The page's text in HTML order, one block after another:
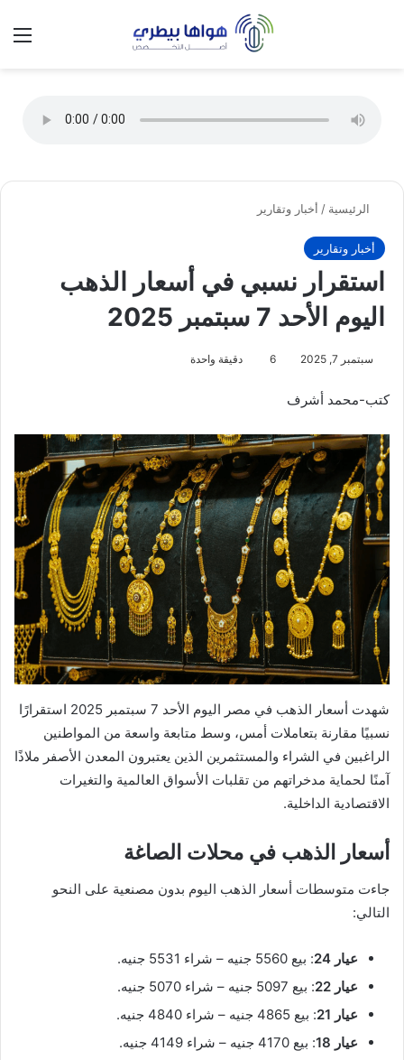
الوضع
الرئيسية / أخبار وتقارير
أخبار وتقارير
استقرار نسبي في أسعار الذهب
اليوم الأحد 7 سبتمبر 2025
سبتمبر 7, 2025 6 دقيقة واحدة
كتب-محمد أشرف
شهدت أسعار الذهب في مصر اليوم الأحد 7 سبتمبر 2025 استقرارًا
نسبيًا مقارنة بتعاملات أمس، وسط متابعة واسعة من المواطنين
الراغبين في الشراء والمستثمرين الذين يعتبرون المعدن الأصفر ملاذًا
آمنًا لحماية مدخراتهم من تقلبات الأسواق العالمية والتغيرات
الاقتصادية الداخلية.
أسعار الذهب في محلات الصاغة
جاءت متوسطات أسعار الذهب اليوم بدون مصنعية على النحو
التالي:
عيار 24
: بيع 5560 جنيه – شراء 5531 جنيه.
عيار 22
: بيع 5097 جنيه – شراء 5070 جنيه.
عيار 21
: بيع 4865 جنيه – شراء 4840 جنيه.
عيار 18
: بيع 4170 جنيه – شراء 4149 جنيه.